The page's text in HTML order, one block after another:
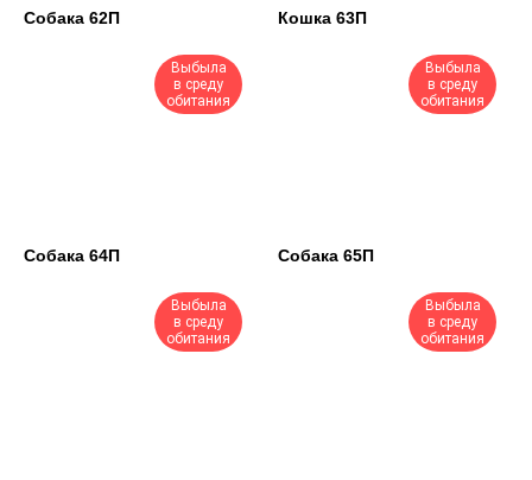
Собака 62П Кошка 63П
Выбыла
в среду
обитания
Собака 64П
Выбыла
в среду
обитания
Собака 65П
Выбыла
в среду
обитания
Выбыла
в среду
обитания